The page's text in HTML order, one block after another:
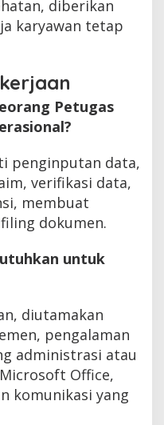
diberikan
karyawan tetap
Petugas
penginputan data,
verifikasi data,
membuat
dokumen.
untuk
diutamakan
pengalaman
administrasi atau
Office,
komunikasi yang